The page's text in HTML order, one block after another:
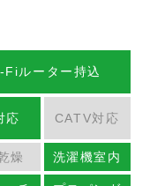
Fiルーター持込
応 CATV対応
燥 洗濯機室内